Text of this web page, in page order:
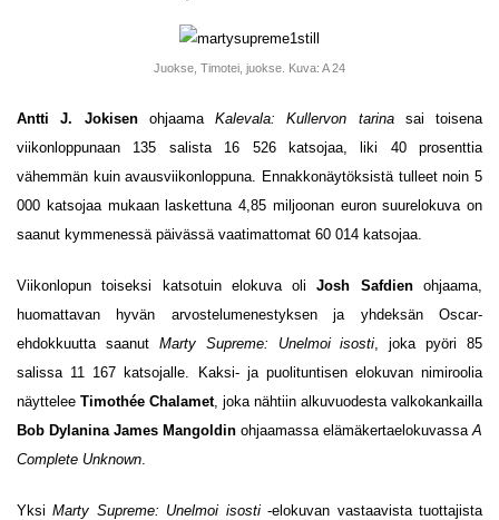
Juokse, Timotei, juokse. Kuva: A 24
Antti J. Jokisenohjaama Kalevala: Kullervon tarinasai toisena
viikonloppunaan 135 salista 16 526 katsojaa, liki 40 prosenttia
vähemmän kuin avausviikonloppuna. Ennakkonäytöksistä tulleet noin 5
000 katsojaa mukaan laskettuna 4,85 miljoonan euron suurelokuva on
saanut kymmenessä päivässä vaatimattomat 60 014 katsojaa.
Viikonlopun toiseksi katsotuin elokuva oliJosh Safdienohjaama,
huomattavan hyvän arvostelumenestyksen ja yhdeksän Oscar-
ehdokkuutta saanut Marty Supreme: Unelmoi isosti , joka pyöri 85
salissa 11 167 katsojalle. Kaksi- ja puolituntisen elokuvan nimiroolia
näyttelee Timothée Chalamet, joka nähtiin alkuvuodesta valkokankailla
Bob Dylanina James Mangoldin ohjaamassa elämäkertaelokuvassa A
Complete Unknown
YksiMarty Supreme: Unelmoi isosti-elokuvan vastaavista tuottajista